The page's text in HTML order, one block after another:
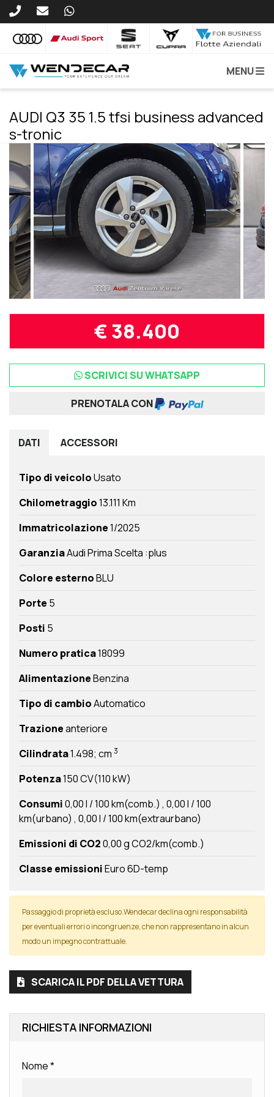
MENU
AUDI Q3 35 1.5 tfsi business advanced
s-tronic
€ 38.400
SCRIVICI SU WHATSAPP
PRENOTALA CON
DATI ACCESSORI
Tipo di veicoloUsato
Chilometraggio13.111 Km
Immatricolazione1/2025
GaranziaAudi Prima Scelta :plus
Colore esternoBLU
Porte 5
Posti 5
Numero pratica18099
AlimentazioneBenzina
Tipo di cambioAutomatico
Trazioneanteriore
Cilindrata1.498; cm 3
Potenza150 CV(110 kW)
Consumi0,00 l / 100 km(comb.) 0,00 l / 100
km(urbano) 0,00 l / 100 km(extraurbano)
Emissioni di CO20,00 g CO2/km(comb.)
Classe emissioniEuro 6D-temp
Passaggio di proprietà escluso.Wendecar declina ogni responsabilità
per eventuali errori o incongruenze, che non rappresentano in alcun
modo un impegno contrattuale.
SCARICA IL PDF DELLA VETTURA
RICHIESTA INFORMAZIONI
Nome*